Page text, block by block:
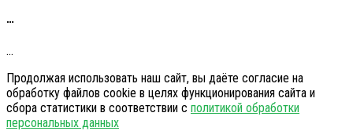
…
…
Продолжая использовать наш сайт, вы даёте согласие на
обработку файлов cookie в целях функционирования сайта и
сбора статистики в соответствии с политикой обработки
персональных данных